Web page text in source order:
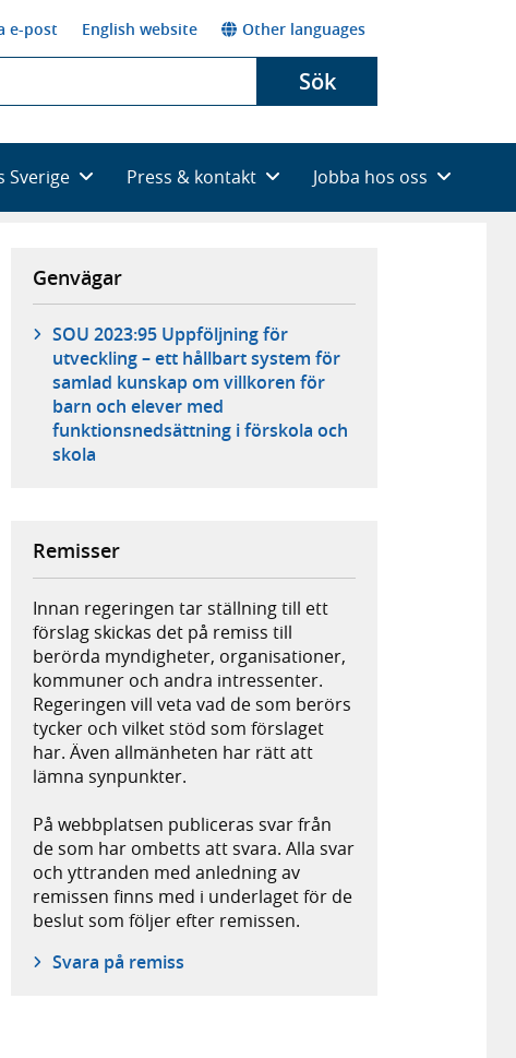
e-post English website Other languages
Sök
Sverige Press & kontakt Jobba hos oss
Genvägar
SOU 2023:95 Uppföljning för
utveckling – ett hållbart system för
samlad kunskap om villkoren för
barn och elever med
funktionsnedsättning i förskola och
skola
Remisser
Innan regeringen tar ställning till ett
förslag skickas det på remiss till
berörda myndigheter, organisationer,
kommuner och andra intressenter.
Regeringen vill veta vad de som berörs
tycker och vilket stöd som förslaget
har. Även allmänheten har rätt att
lämna synpunkter.
På webbplatsen publiceras svar från
de som har ombetts att svara. Alla svar
och yttranden med anledning av
remissen finns med i underlaget för de
beslut som följer efter remissen.
Svara på remiss